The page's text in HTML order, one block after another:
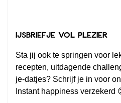
IJsbriefje vol plezier
Sta jij ook te springen voor
recepten, uitdagende
je-datjes? Schrijf je in voor
Instant happiness verzekerd